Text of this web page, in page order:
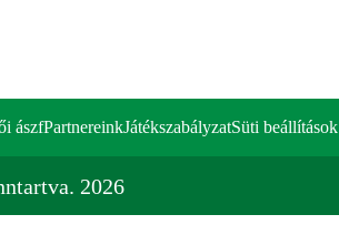
ászfPartnereinkJátékszabályzatSüti beállítások
2026